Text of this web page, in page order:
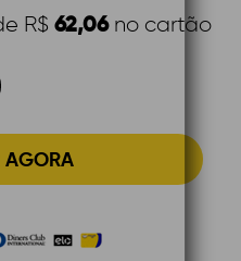
R$ 62,06no cartão
AGORA